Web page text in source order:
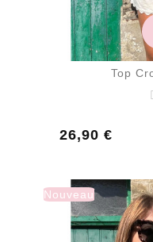
Top
26,90 €
Prix
Nouveau